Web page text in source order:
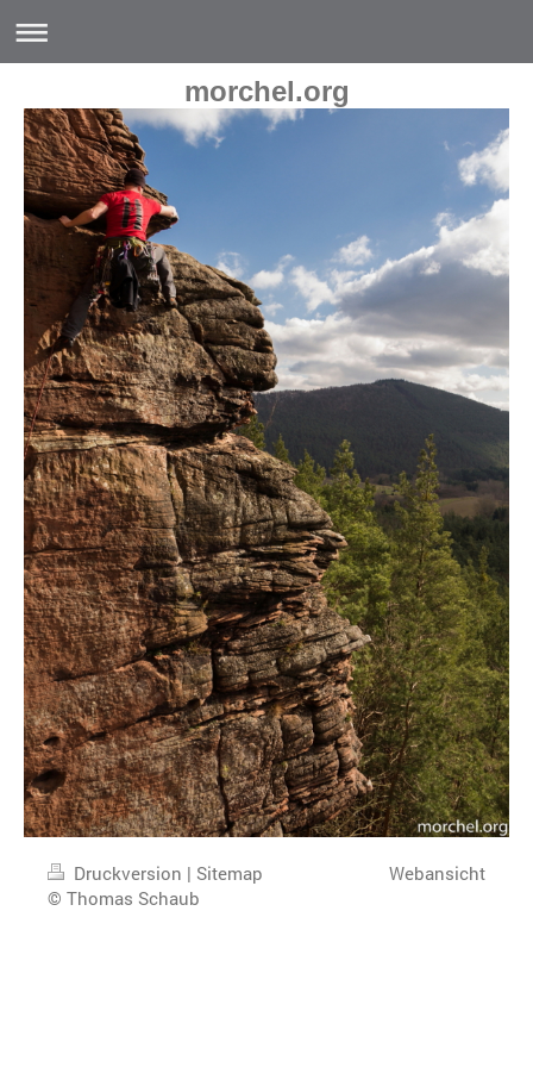
morchel.org
Druckversion | Sitemap
© Thomas Schaub
Webansicht